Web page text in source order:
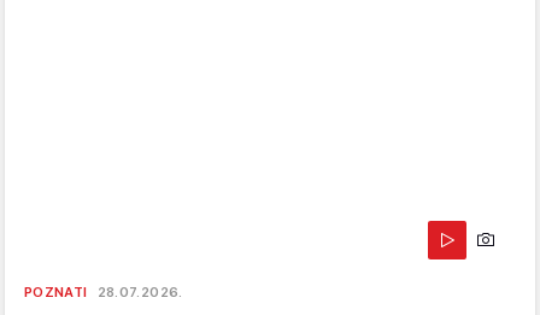
POZNATI 28.07.2026.